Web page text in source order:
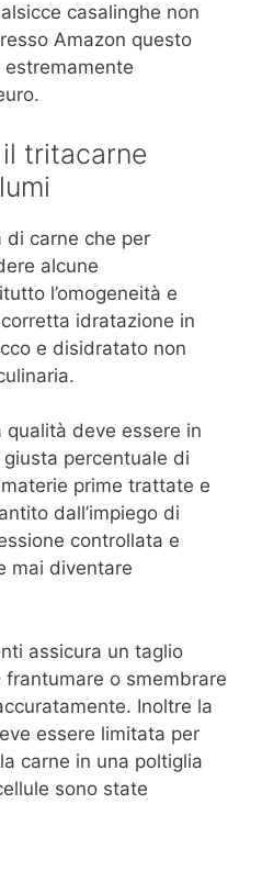
casalinghe non
Amazon questo
tritacarne
di carne che per
alcune
l’omogeneità e
idratazione in
e disidratato non
deve essere in
percentuale di
prime trattate e
dall’impiego di
controllata e
mai diventare
assicura un taglio
o smembrare
Inoltre la
essere limitata per
carne in una poltiglia
sono state